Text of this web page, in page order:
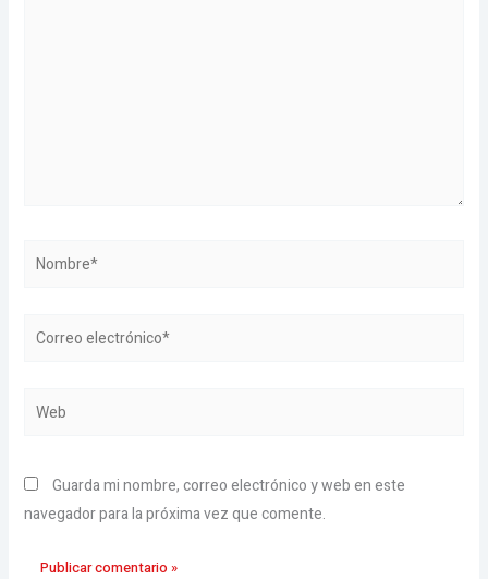
Nombre*
Correo
Web
Guarda mi nombre, correo electrónico y web en este
navegador para la próxima vez que comente.